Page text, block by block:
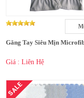
Găng Tay Siêu Mịn
Giá : Liên Hệ
SALE